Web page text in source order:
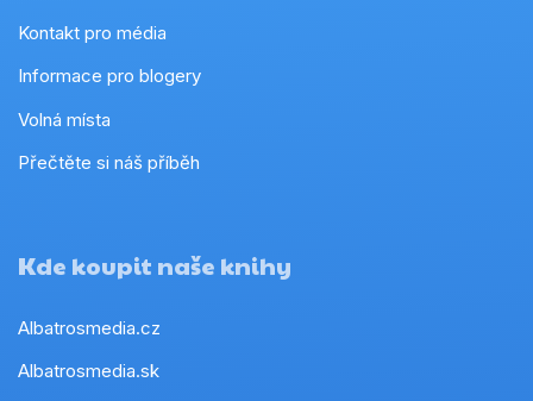
Kontakt pro média
Informace pro blogery
Volná místa
Přečtěte si náš příběh
Kde koupit naše knihy
Albatrosmedia.cz
Albatrosmedia.sk